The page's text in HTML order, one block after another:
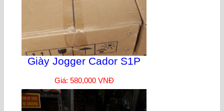
Giày Jogger Cador S1P
Giá: 580,000 VNĐ